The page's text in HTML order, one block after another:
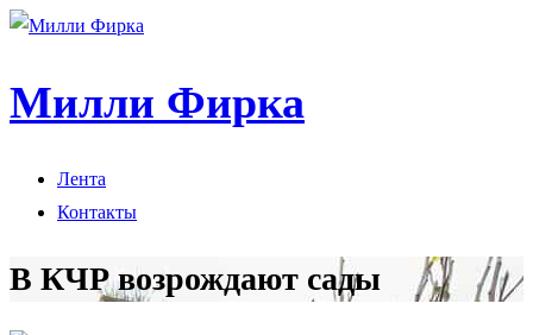
Милли Фирка
Лента
Контакты
В КЧР возрождают сады